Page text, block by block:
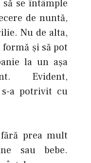
se întâmple
de nuntă,
Nu de alta,
şi să pot
la un așa
Evident,
s-a potrivit cu
prea mult
sau bebe.